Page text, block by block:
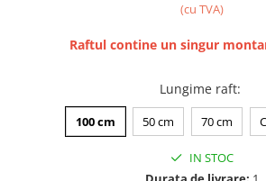
(cu TVA)
Raftul contine un singur
Lungime raft:
100 cm 50 cm 70 cm
IN STOC